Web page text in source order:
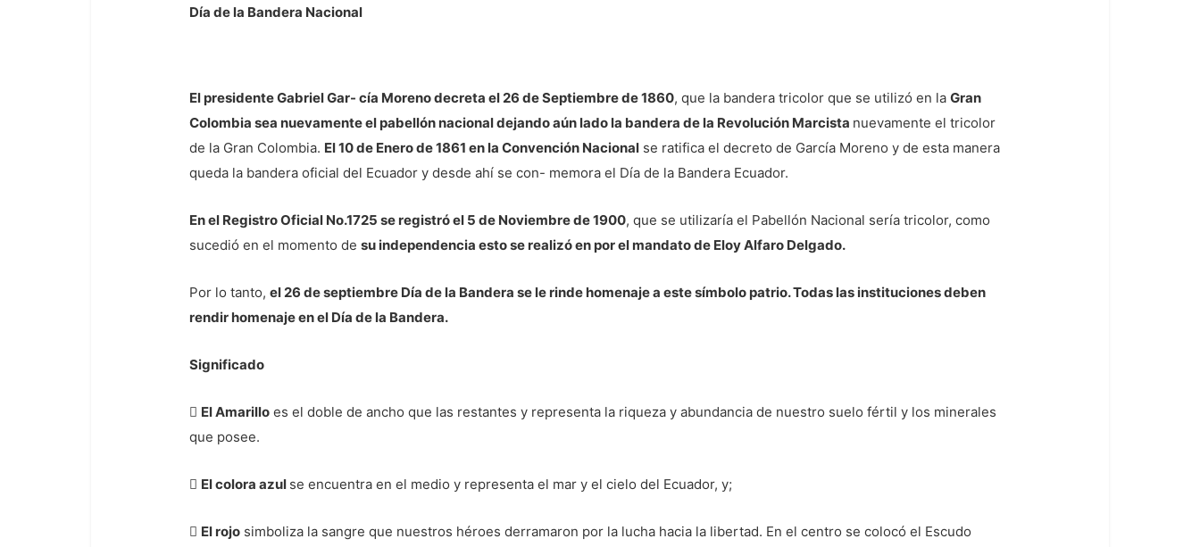
Día de la Bandera Nacional
El presidente Gabriel Gar- cía Moreno decreta el 26 de Septiembre de 1860, que la bandera tricolor que se utilizó en la Gran
Colombia sea nuevamente el pabellón nacional dejando aún lado la bandera de la Revolución Marcista nuevamente el tricolor
de la Gran Colombia. El 10 de Enero de 1861 en la Convención Nacional se ratifica el decreto de García Moreno y de esta manera
queda la bandera oficial del Ecuador y desde ahí se con- memora el Día de la Bandera Ecuador.
En el Registro Oficial No.1725 se registró el 5 de Noviembre de 1900, que se utilizaría el Pabellón Nacional sería tricolor, como
sucedió en el momento de su independencia esto se realizó en por el mandato de Eloy Alfaro Delgado.
Por lo tanto, el 26 de septiembre Día de la Bandera se le rinde homenaje a este símbolo patrio. Todas las instituciones deben
rendir homenaje en el Día de la Bandera.
Significado
 El Amarillo es el doble de ancho que las restantes y representa la riqueza y abundancia de nuestro suelo fértil y los minerales
que posee.
 El colora azul se encuentra en el medio y representa el mar y el cielo del Ecuador, y;
 El rojo simboliza la sangre que nuestros héroes derramaron por la lucha hacia la libertad. En el centro se colocó el Escudo